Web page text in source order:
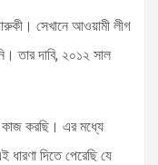
সেখানে আওয়ামী লীগ
তার দাবি, ২০১২ সাল
কাজ করছি। এর মধ্যে
ধারণা দিতে পেরেছি যে